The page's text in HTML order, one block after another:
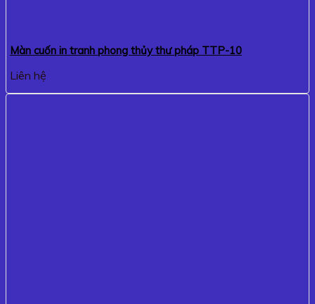
Màn cuốn in tranh phong thủy thư pháp TTP-10
Liên hệ